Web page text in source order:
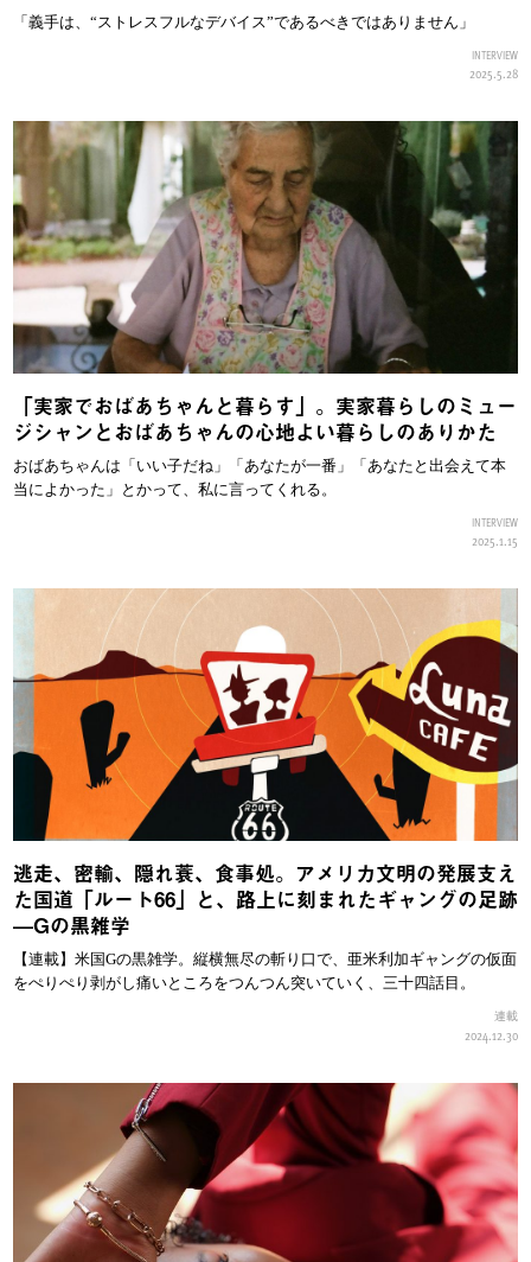
「義手は、“ストレスフルなデバイス”であるべきではありません」
INTERVIEW
2025.5.28
「実家でおばあちゃんと暮らす」。実家暮らしのミュー
ジシャンとおばあちゃんの心地よい暮らしのありかた
おばあちゃんは「いい子だね」「あなたが一番」「あなたと出会えて本
当によかった」とかって、私に言ってくれる。
INTERVIEW
2025.1.15
逃走、密輸、隠れ蓑、食事処。アメリカ文明の発展支え
た国道「ルート66」と、路上に刻まれたギャングの足跡
—Gの黒雑学
【連載】米国Gの黒雑学。縦横無尽の斬り口で、亜米利加ギャングの仮面
をぺりぺり剥がし痛いところをつんつん突いていく、三十四話目。
連載
2024.12.30